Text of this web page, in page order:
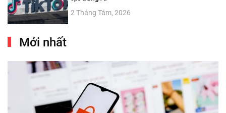
2 Tháng Tám, 2026
Mới nhất